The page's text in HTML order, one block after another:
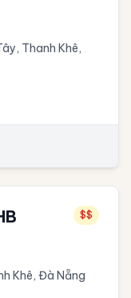
Thanh Khê,
$$
Khê, Đà Nẵng